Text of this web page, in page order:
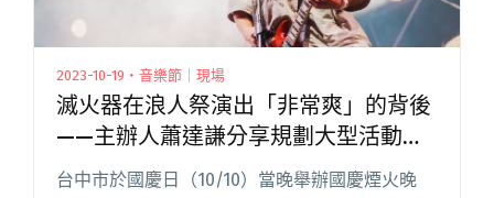
2023-10-19・音樂節｜現場
滅火器在浪人祭演出「非常爽」的背後
——主辦人蕭達謙分享規劃大型活動的
小經驗
台中市於國慶日（10/10）當晚舉辦國慶煙火晚